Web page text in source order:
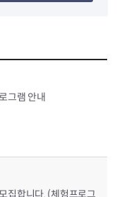
그램 안내
집합니다. (체험프로그